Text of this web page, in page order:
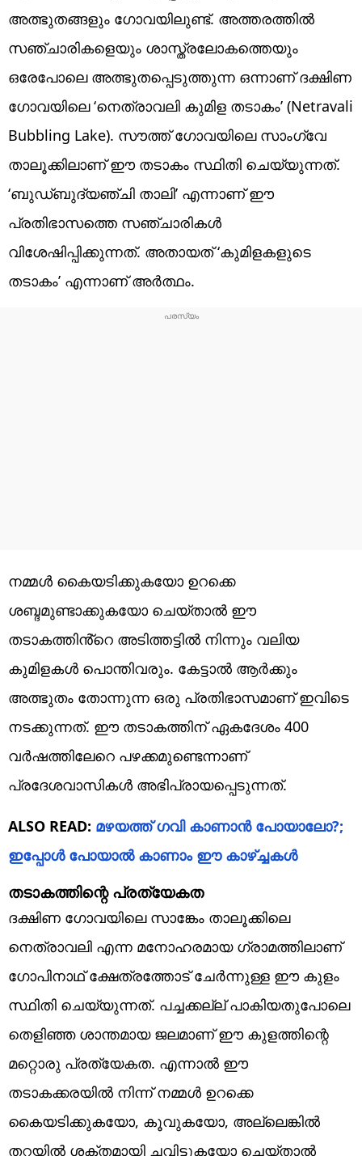
അത്ഭുതങ്ങളും ​ഗോവയിലുണ്ട്. അത്തരത്തിൽ
സഞ്ചാരികളെയും ശാസ്ത്രലോകത്തെയും
ഒരേപോലെ അത്ഭുതപ്പെടുത്തുന്ന ഒന്നാണ് ദക്ഷിണ
ഗോവയിലെ ‘നെത്രാവലി കുമിള തടാകം’ (Netravali
Bubbling Lake). സൗത്ത് ഗോവയിലെ സാംഗ്വേ
താലൂക്കിലാണ് ഈ തടാകം സ്ഥിതി ചെയ്യുന്നത്.
‘ബുഡ്ബുദ്യഞ്ചി താലി’ എന്നാണ് ഈ
പ്രതിഭാസത്തെ സഞ്ചാരികൾ
വിശേഷിപ്പിക്കുന്നത്. അതായത് ‘കുമിളകളുടെ
തടാകം’ എന്നാണ് അർത്ഥം.
നമ്മൾ കൈയടിക്കുകയോ ഉറക്കെ
ശബ്ദമുണ്ടാക്കുകയോ ചെയ്താൽ ഈ
തടാകത്തിൻ്റെ അടിത്തട്ടിൽ നിന്നും വലിയ
കുമിളകൾ പൊന്തിവരും. കേട്ടാൽ ആർക്കും
അത്ഭുതം തോന്നുന്ന ഒരു പ്രതിഭാസമാണ് ഇവിടെ
നടക്കുന്നത്. ഈ തടാകത്തിന് ഏകദേശം 400
വർഷത്തിലേറെ പഴക്കമുണ്ടെന്നാണ്
പ്രദേശവാസികൾ അഭിപ്രായപ്പെടുന്നത്.
ALSO READ: മഴയത്ത് ഗവി കാണാൻ പോയാലോ?;
ഇപ്പോൾ പോയാൽ കാണാം ഈ കാഴ്ച്ചകൾ
തടാകത്തിന്റെ പ്രത്യേകത
ദക്ഷിണ ഗോവയിലെ സാങ്കേം താലൂക്കിലെ
നെത്രാവലി എന്ന മനോഹരമായ ഗ്രാമത്തിലാണ്
ഗോപിനാഥ് ക്ഷേത്രത്തോട് ചേർന്നുള്ള ഈ കുളം
സ്ഥിതി ചെയ്യുന്നത്. പച്ചക്കല്ല് പാകിയതുപോലെ
തെളിഞ്ഞ ശാന്തമായ ജലമാണ് ഈ കുളത്തിന്റെ
മറ്റൊരു പ്രത്യേകത. എന്നാൽ ഈ
തടാകക്കരയിൽ നിന്ന് നമ്മൾ ഉറക്കെ
കൈയടിക്കുകയോ, കൂവുകയോ, അല്ലെങ്കിൽ
തറയിൽ ശക്തമായി ചവിട്ടുകയോ ചെയ്താൽ